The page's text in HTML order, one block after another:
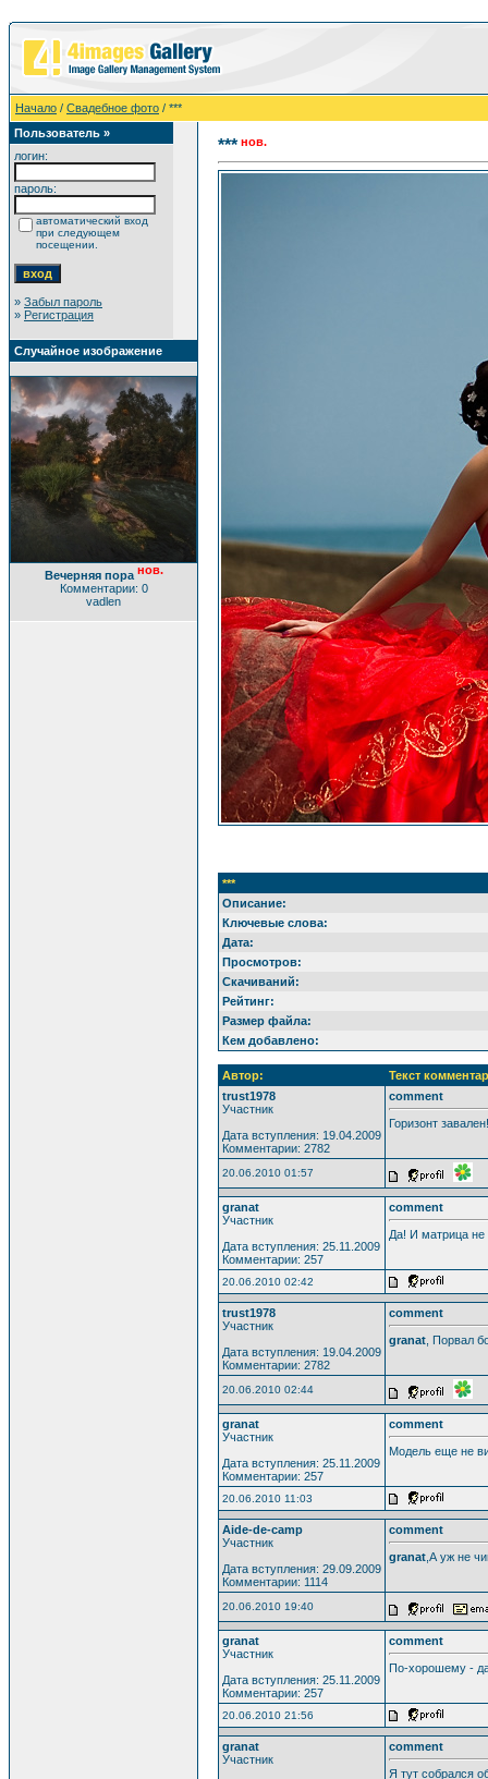
Начало / Свадебное фото / ***
Пользователь »
логин:
пароль:
автоматический вход
при следующем
посещении.
» Забыл пароль
» Регистрация
Случайное изображение
Вечерняя пора нов.
Комментарии: 0
vadlen
*** нов.
***
Описание:
Ключевые слова:
Дата:
Просмотров:
Скачиваний:
Рейтинг:
Размер файла:
Кем добавлено:
Автор:
Текст
trust1978
Участник
Дата вступления: 19.04.2009
Комментарии: 2782
comment
Горизонт
20.06.2010 01:57
granat
Участник
Дата вступления: 25.11.2009
Комментарии: 257
comment
Да! И матрица
20.06.2010 02:42
trust1978
Участник
Дата вступления: 19.04.2009
Комментарии: 2782
comment
granat , Порвал
20.06.2010 02:44
granat
Участник
Дата вступления: 25.11.2009
Комментарии: 257
comment
Модель еще не
20.06.2010 11:03
Aide-de-camp
Участник
Дата вступления: 29.09.2009
Комментарии: 1114
comment
granat ,А уж не
20.06.2010 19:40
granat
Участник
Дата вступления: 25.11.2009
Комментарии: 257
comment
По-хорошему -
20.06.2010 21:56
granat
Участник
comment
Я тут собрался